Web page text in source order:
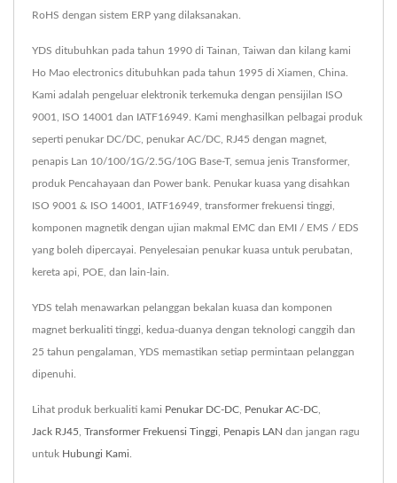
RoHS dengan sistem ERP yang dilaksanakan.
YDS ditubuhkan pada tahun 1990 di Tainan, Taiwan dan kilang kami
Ho Mao electronics ditubuhkan pada tahun 1995 di Xiamen, China.
Kami adalah pengeluar elektronik terkemuka dengan pensijilan ISO
9001, ISO 14001 dan IATF16949. Kami menghasilkan pelbagai produk
seperti penukar DC/DC, penukar AC/DC, RJ45 dengan magnet,
penapis Lan 10/100/1G/2.5G/10G Base-T, semua jenis Transformer,
produk Pencahayaan dan Power bank. Penukar kuasa yang disahkan
ISO 9001 & ISO 14001, IATF16949, transformer frekuensi tinggi,
komponen magnetik dengan ujian makmal EMC dan EMI / EMS / EDS
yang boleh dipercayai. Penyelesaian penukar kuasa untuk perubatan,
kereta api, POE, dan lain-lain.
YDS telah menawarkan pelanggan bekalan kuasa dan komponen
magnet berkualiti tinggi, kedua-duanya dengan teknologi canggih dan
25 tahun pengalaman, YDS memastikan setiap permintaan pelanggan
dipenuhi.
Lihat produk berkualiti kami Penukar DC-DC Penukar AC-DC
Jack RJ45 Transformer Frekuensi Tinggi Penapis LAN dan jangan ragu
untuk Hubungi Kami